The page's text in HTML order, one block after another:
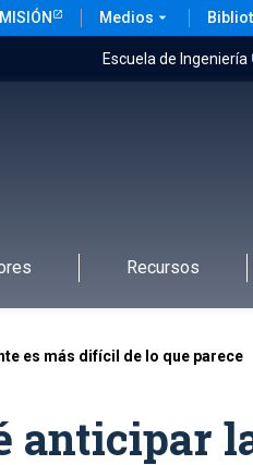
Medios arrow_drop_down
Escuela de Ingeniería
Recursos
es más difícil de lo que parece
anticipar